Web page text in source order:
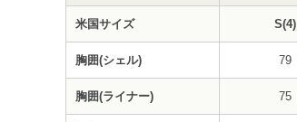
米国サイズ S(4)
胸囲(シェル) 79
胸囲(ライナー) 75